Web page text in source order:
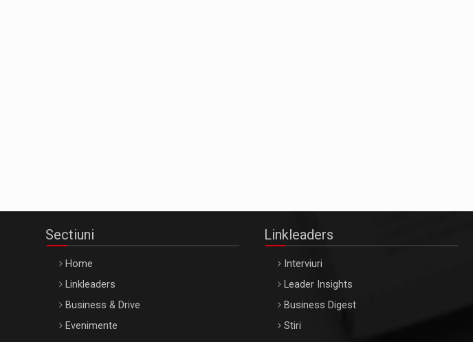
Sectiuni
Home
Linkleaders
Business & Drive
Evenimente
Linkleaders
Interviuri
Leader Insights
Business Digest
Stiri